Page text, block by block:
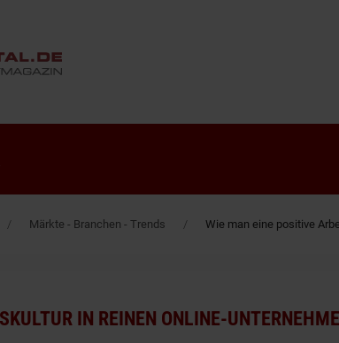
Märkte - Branchen - Trends Wie man eine positive
IN REINEN ONLINE-